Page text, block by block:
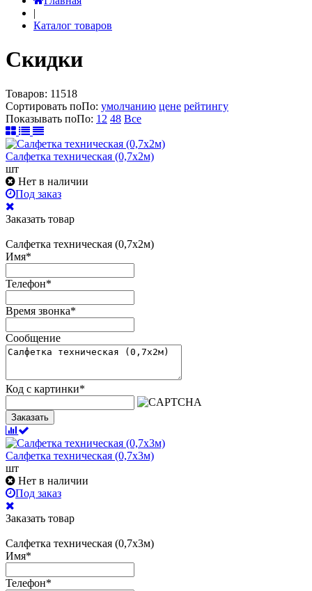
|
Каталог товаров
Скидки
Товаров: 11518
Сортировать поПо: умолчанию цене рейтингу
Показывать поПо: 12 48 Все
Салфетка техническая (0,7х2м)
шт
Нет в наличии
Под заказ
Заказать товар
Салфетка техническая (0,7х2м)
Имя*
Телефон*
Время звонка*
Сообщение
Код с картинки*
Заказать
Салфетка техническая (0,7х3м)
шт
Нет в наличии
Под заказ
Заказать товар
Салфетка техническая (0,7х3м)
Имя*
Телефон*